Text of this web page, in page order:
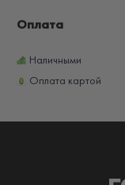
Оплата
Наличными
Оплата картой